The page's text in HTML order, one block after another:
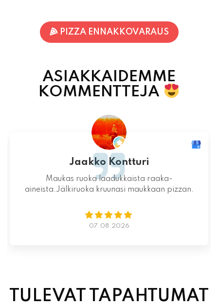
PIZZA ENNAKKOVARAUS
ASIAKKAIDEMME
KOMMENTTEJA
Jaakko Kontturi
Maukas ruoka laadukkaista raaka-
aineista.Jälkiruoka kruunasi maukkaan pizzan.
07.08.2026
TULEVAT TAPAHTUMAT